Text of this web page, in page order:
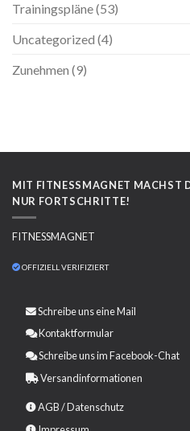
Trainingspläne(53)
Uncategorized (4)
Zunehmen (9)
MIT FITNESSMAGNET MACHST
NUR FORTSCHRITTE!
FITNESSMAGNET
OFFIZIELL VERIFIZIERT
Schreibe uns eineMail
Kontaktformular
Schreibe uns im Facebook-Chat
Versandinformationen
AGB/Datenschutz